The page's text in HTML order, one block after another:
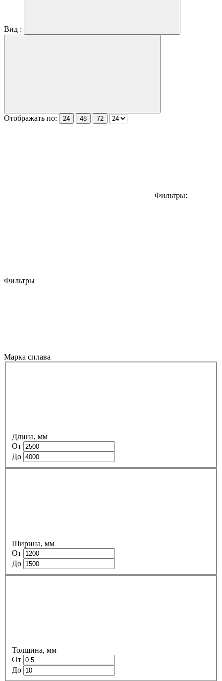
Вид :
Отображать по: 24 48 72
Фильтры:
Фильтры
Марка сплава
Длина, мм
От
До
Ширина, мм
От
До
Толщина, мм
От
До